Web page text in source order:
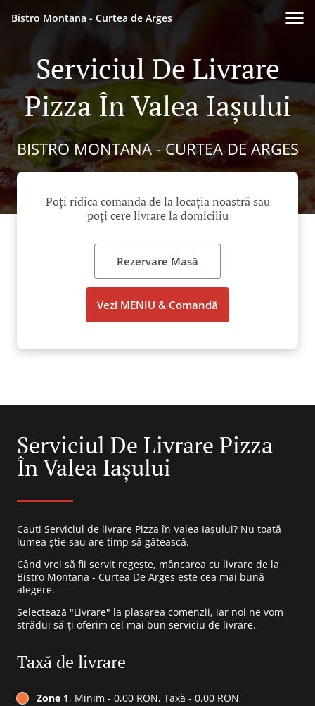
Bistro Montana - Curtea de Arges
Serviciul De Livrare
Pizza În Valea Iașului
BISTRO MONTANA - CURTEA DE ARGES
Poți ridica comanda de la locația noastră sau
poți cere livrare la domiciliu
Rezervare Masă
Vezi MENIU & Comandă
Serviciul De Livrare Pizza
În Valea Iașului
Cauți Serviciul de livrare Pizza în Valea Iașului? Nu toată
lumea știe sau are timp să gătească.
Când vrei să fii servit regește, mâncarea cu livrare de la
Bistro Montana - Curtea De Arges este cea mai bună
alegere.
Selectează "Livrare" la plasarea comenzii, iar noi ne vom
strădui să-ți oferim cel mai bun serviciu de livrare.
Taxă de livrare
Zone 1, Minim - 0,00 RON, Taxă - 0,00 RON